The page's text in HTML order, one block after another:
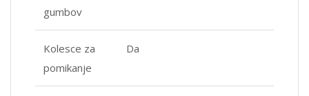
gumbov
Kolesce za
pomikanje
Da